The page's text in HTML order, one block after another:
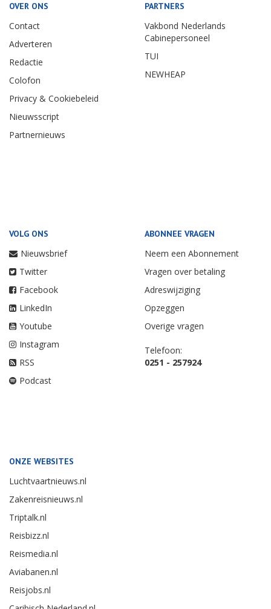
OVER ONS
Contact
Adverteren
Redactie
Colofon
Privacy & Cookiebeleid
Nieuwsscript
Partnernieuws
PARTNERS
Vakbond Nederlands
Cabinepersoneel
TUI
NEWHEAP
VOLG ONS
Nieuwsbrief
Twitter
Facebook
LinkedIn
Youtube
Instagram
RSS
Podcast
ABONNEE VRAGEN
Neem een Abonnement
Vragen over betaling
Adreswijziging
Opzeggen
Overige vragen
Telefoon:
0251 - 257924
ONZE WEBSITES
Luchtvaartnieuws.nl
Zakenreisnieuws.nl
Triptalk.nl
Reisbizz.nl
Reismedia.nl
Aviabanen.nl
Reisjobs.nl